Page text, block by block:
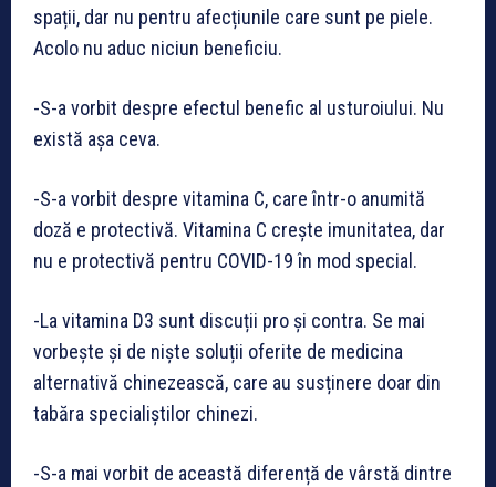
spații, dar nu pentru afecțiunile care sunt pe piele.
Acolo nu aduc niciun beneficiu.
-S-a vorbit despre efectul benefic al usturoiului. Nu
există așa ceva.
-S-a vorbit despre vitamina C, care într-o anumită
doză e protectivă. Vitamina C crește imunitatea, dar
nu e protectivă pentru COVID-19 în mod special.
-La vitamina D3 sunt discuții pro și contra. Se mai
vorbește și de niște soluții oferite de medicina
alternativă chinezească, care au susținere doar din
tabăra specialiștilor chinezi.
-S-a mai vorbit de această diferență de vârstă dintre